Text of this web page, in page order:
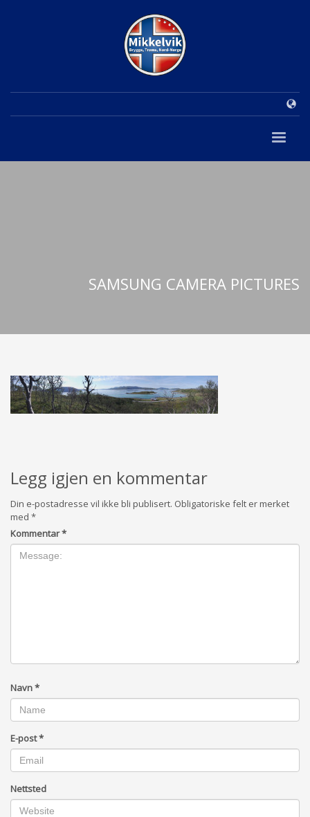
SAMSUNG CAMERA PICTURES
Legg igjen en kommentar
Din e-postadresse vil ikke bli publisert. Obligatoriske felt er merket
med *
Kommentar*
Navn*
E-post*
Nettsted